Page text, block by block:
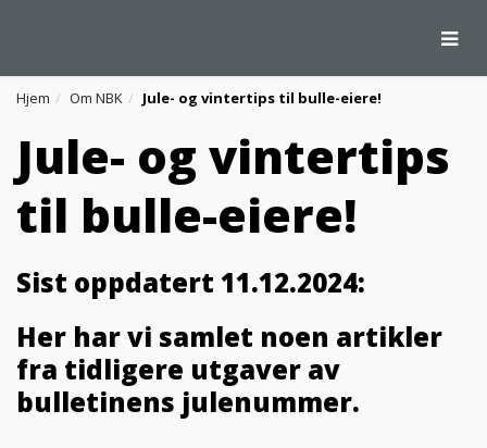
Hjem Om NBK Jule- og vintertips til bulle-eiere!
Jule- og vintertips
til bulle-eiere!
Sist oppdatert 11.12.2024:
Her har vi samlet noen artikler
fra tidligere utgaver av
bulletinens julenummer.